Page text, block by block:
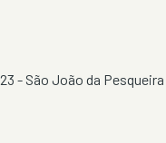
- São João da Pesqueira